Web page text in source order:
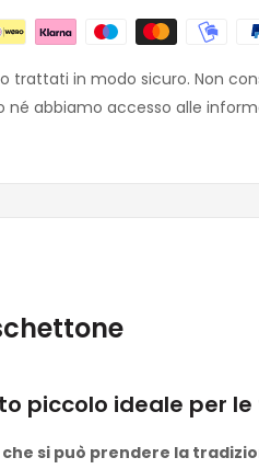
trattati in modo sicuro. Non
abbiamo accesso alle
piccolo ideale per
si può prendere la